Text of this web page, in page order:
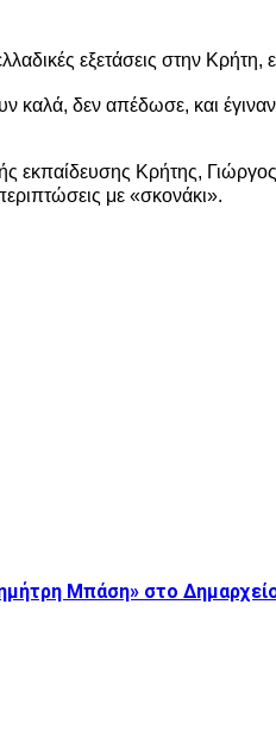
εξετάσεις στην
καλά, δεν απέδωσε, και
εκπαίδευσης Κρήτης,
με «σκονάκι».
Μπάση» στο